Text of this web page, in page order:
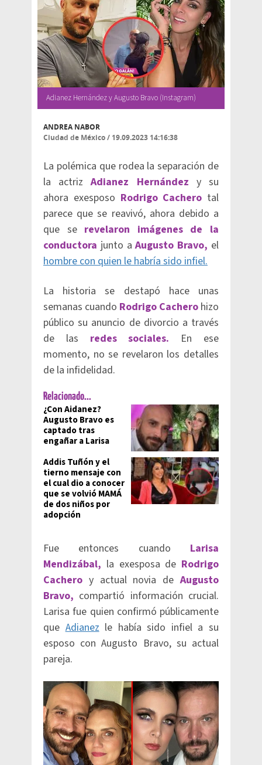
Adianez Hernández y Augusto Bravo (Instagram)
ANDREA NABOR
Ciudad de México/ 19.09.2023 14:16:38
La polémica que rodea la separación de
la actriz Adianez Hernández y su
ahora exesposo Rodrigo Cachero tal
parece que se reavivó, ahora debido a
que se revelaron imágenes de la
conductora junto aAugusto Bravo, el
hombre con quien le habría sido infiel.
La historia se destapó hace unas
semanas cuando Rodrigo Cachero hizo
público su anuncio de divorcio a través
de las redes sociales. En ese
momento, no se revelaron los detalles
de la infidelidad.
Relacionado...
¿Con Aidanez?
Augusto Bravo es
captado tras
engañar a Larisa
Addis Tuñón y el
tierno mensaje con
el cual dio a conocer
que se volvió MAMÁ
de dos niños por
adopción
Fue entonces cuando Larisa
Mendizábal, la exesposa de Rodrigo
Cachero y actual novia deAugusto
Bravo, compartió información crucial.
Larisa fue quien confirmó públicamente
queAdianezle había sido infiel a su
esposo con Augusto Bravo, su actual
pareja.